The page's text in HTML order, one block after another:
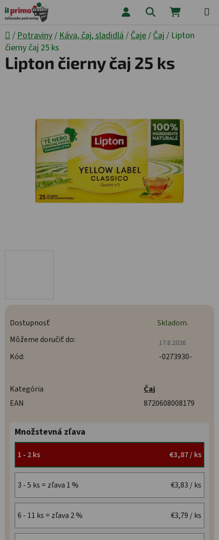
Prejsť na obsah Hľadať
Domov
/ Potraviny/ Káva, čaj, sladidlá / Čaje/ Čaj / Lipton
čierny čaj 25 ks
Dostupnosť
Skladom.
Môžeme doručiť do:
17.8.2026
Kód: -0273930-
Kategória
Čaj
EAN
8720608008179
Množstevná zľava
1 - 2 ks €3,87/ ks
3 - 5 ks = zľava 1 % €3,83 / ks
6 - 11 ks = zľava 2 % €3,79 / ks
Lipton čierny čaj 25 ks